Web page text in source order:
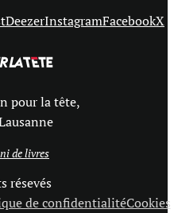
DeezerInstagramFacebookX
pour la tête,
de livres
résevés
de confidentialitéCookies